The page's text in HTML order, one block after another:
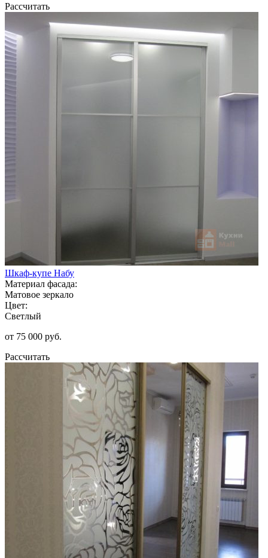
Рассчитать
Шкаф-купе Набу
Материал фасада:
Матовое зеркало
Цвет:
Светлый
от 75 000 руб.
Рассчитать